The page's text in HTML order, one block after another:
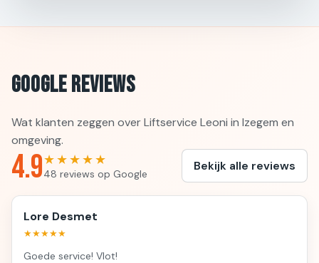
Google Reviews
Wat klanten zeggen over Liftservice Leoni in Izegem en
omgeving.
4.9★★★★★
48 reviews op Google
Bekijk alle reviews
Lore Desmet
★★★★★
Goede service! Vlot!